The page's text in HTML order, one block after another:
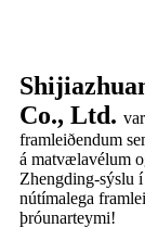
Co., Ltd.
framleiðendum
á matvælavélum
Zhengding-sýslu
nútímalega
þróunarteymi!